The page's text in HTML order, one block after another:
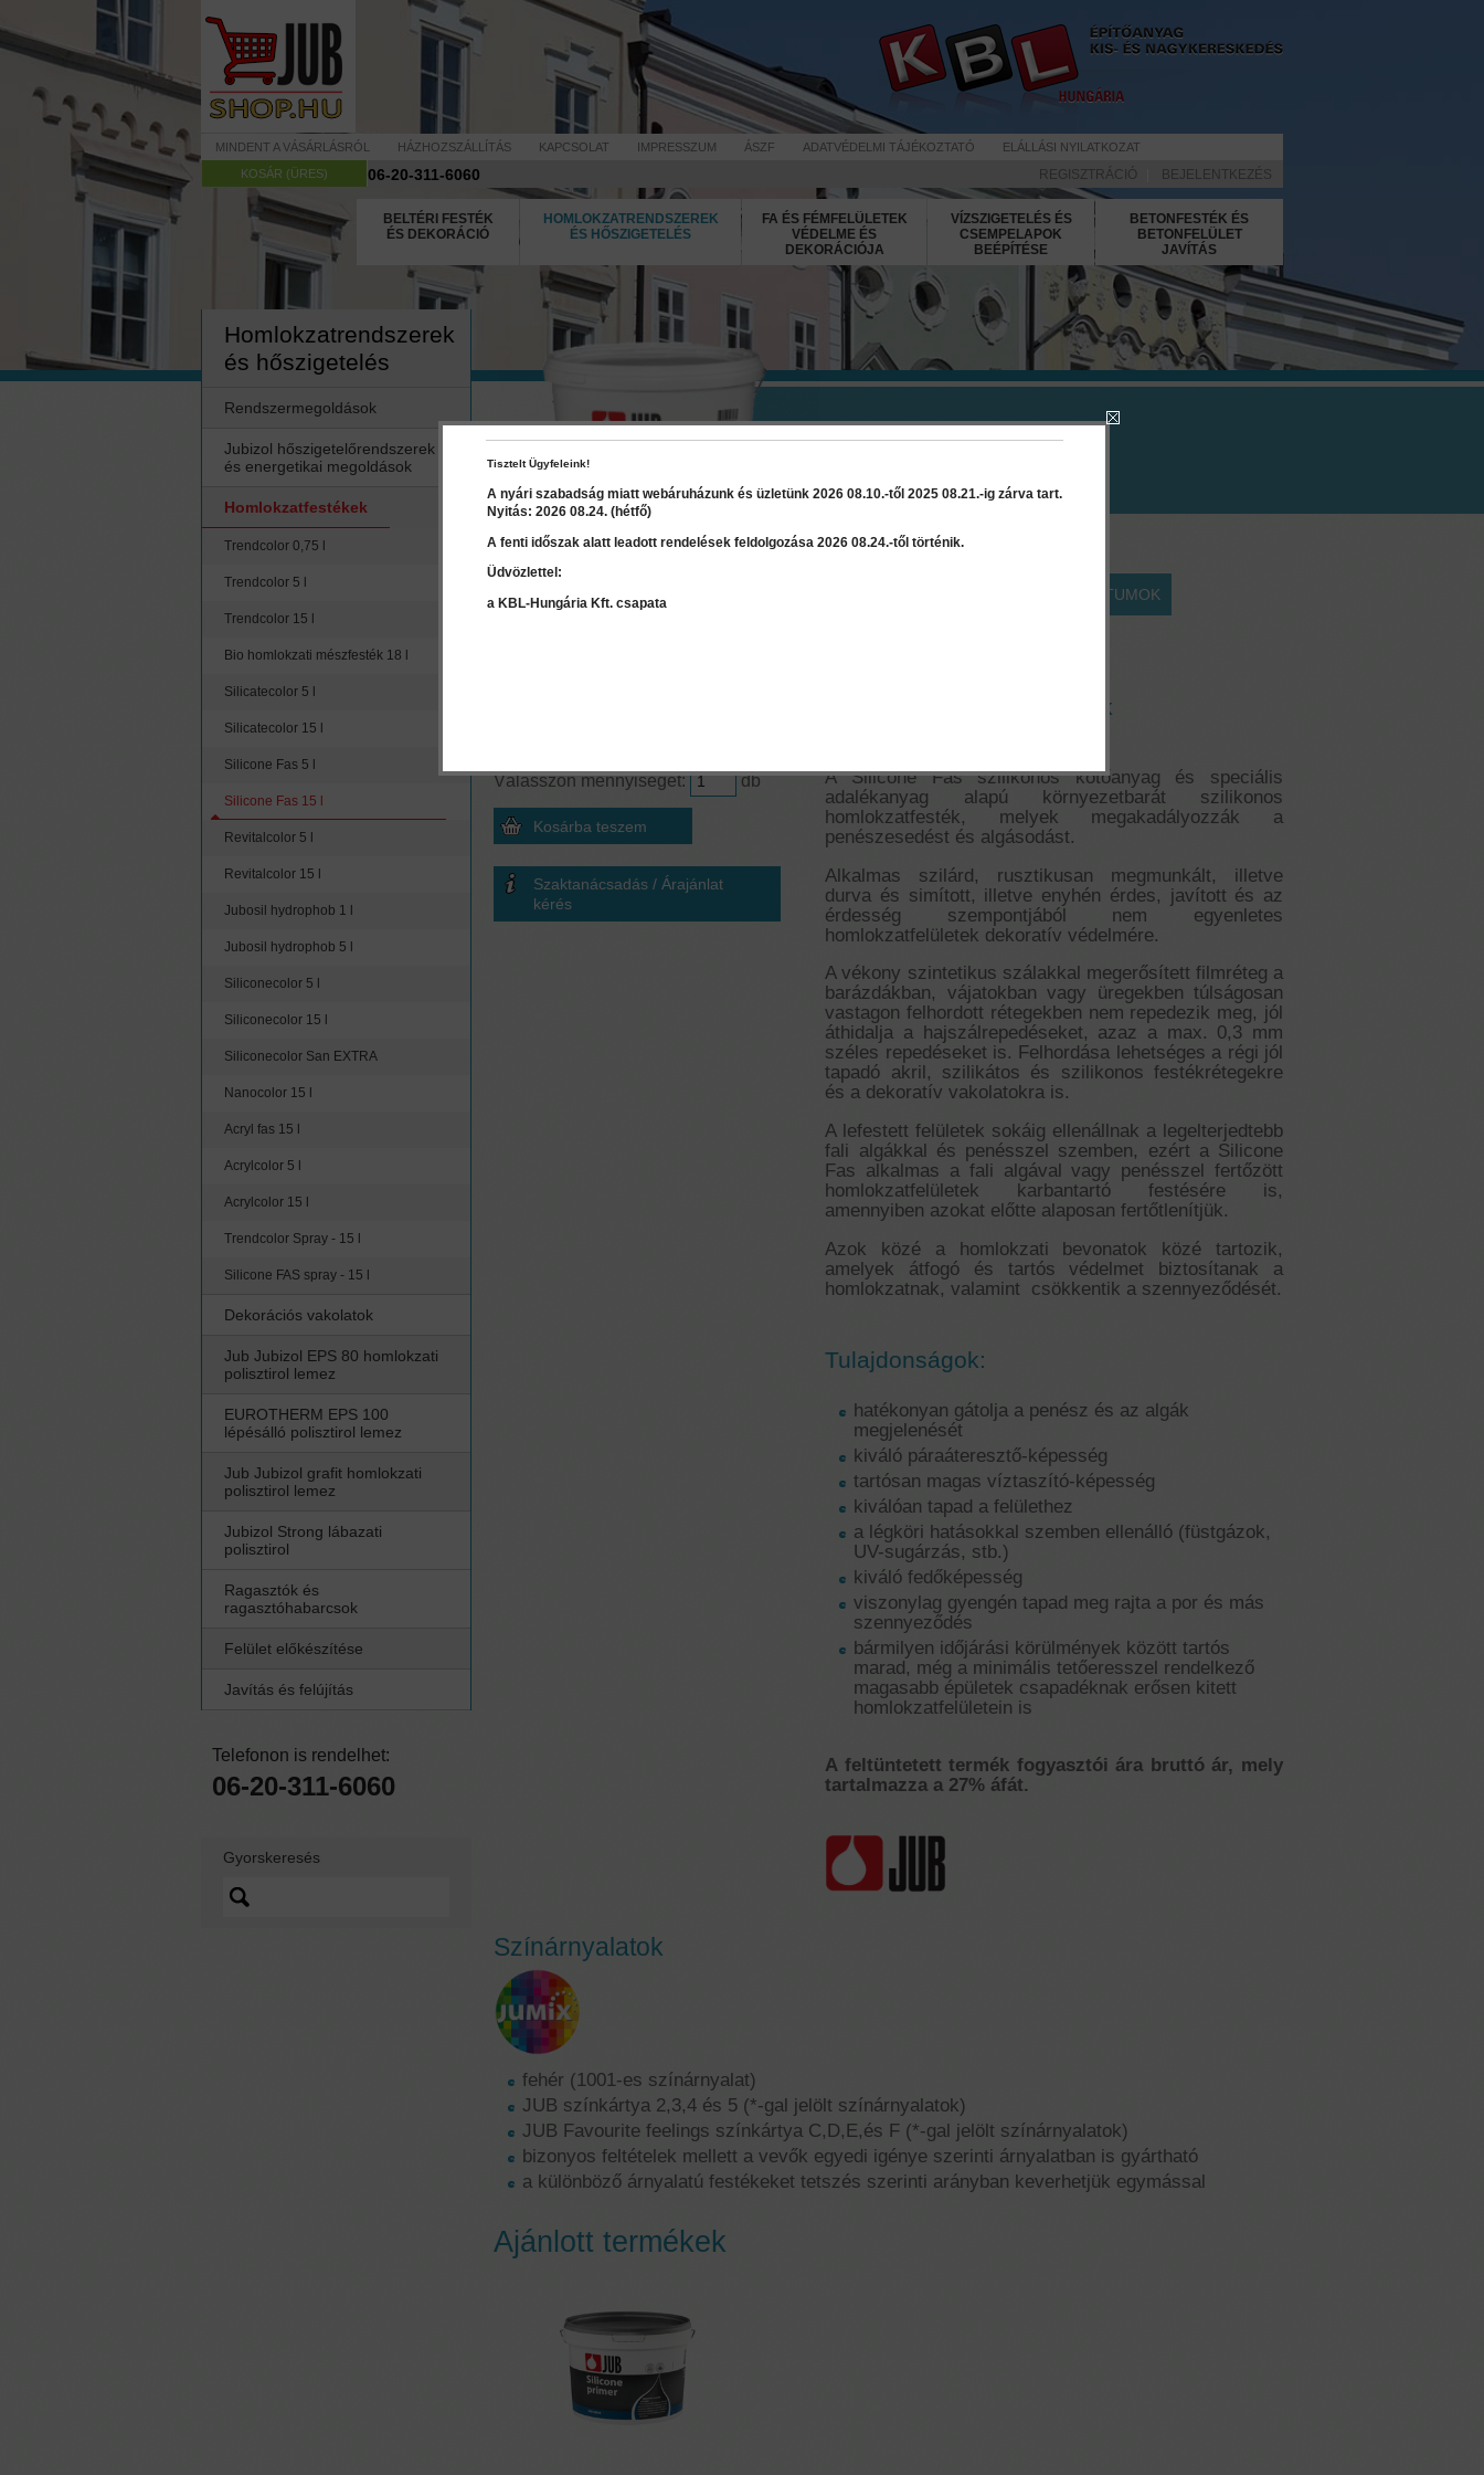
MINDENT A VÁSÁRLÁSRÓL HÁZHOZSZÁLLÍTÁS KAPCSOLAT IMPRESSZUM ÁSZF ADATVÉDELMI TÁJÉKOZTATÓ
ELÁLLÁSI NYILATKOZAT
KOSÁR (ÜRES)
06-20-311-6060 REGISZTRÁCIÓ BEJELENTKEZÉS
BELTÉRI FESTÉK
ÉS DEKORÁCIÓ
HOMLOKZATRENDSZEREK
ÉS HŐSZIGETELÉS
FA ÉS FÉMFELÜLETEK
VÉDELME ÉS
DEKORÁCIÓJA
VÍZSZIGETELÉS ÉS
CSEMPELAPOK
BEÉPÍTÉSE
BETONFESTÉK ÉS
BETONFELÜLET
JAVÍTÁS
Homlokzatrendszerek
és hőszigetelés
Rendszermegoldások
Jubizol hőszigetelőrendszerek
és energetikai megoldások
Homlokzatfestékek
Trendcolor 0,75 l
Trendcolor 5 l
Trendcolor 15 l
Bio homlokzati mészfesték 18 l
Silicatecolor 5 l
Silicatecolor 15 l
Silicone Fas 5 l
Silicone Fas 15 l
Revitalcolor 5 l
Revitalcolor 15 l
Jubosil hydrophob 1 l
Jubosil hydrophob 5 l
Siliconecolor 5 l
Siliconecolor 15 l
Siliconecolor San EXTRA
Nanocolor 15 l
Acryl fas 15 l
Acrylcolor 5 l
Acrylcolor 15 l
Trendcolor Spray - 15 l
Silicone FAS spray - 15 l
Dekorációs vakolatok
Jub Jubizol EPS 80 homlokzati
polisztirol lemez
EUROTHERM EPS 100
lépésálló polisztirol lemez
Jub Jubizol grafit homlokzati
polisztirol lemez
Jubizol Strong lábazati
polisztirol
Ragasztók és
ragasztóhabarcsok
Felület előkészítése
Javítás és felújítás
Telefonon is rendelhet:
06-20-311-6060
Gyorskeresés
Silicone Fas 15 l
DOKUMENTUMOK
Szilikonos homlokzatfesték
A Silicone Fas szilikonos kötőanyag és speciális
adalékanyag alapú környezetbarát szilikonos
homlokzatfesték, melyek megakadályozzák a
penészesedést és algásodást.
Alkalmas szilárd, rusztikusan megmunkált, illetve
durva és simított, illetve enyhén érdes, javított és az
érdesség szempontjából nem egyenletes
homlokzatfelületek dekoratív védelmére.
A vékony szintetikus szálakkal megerősített filmréteg a
barázdákban, vájatokban vagy üregekben túlságosan
vastagon felhordott rétegekben nem repedezik meg, jól
áthidalja a hajszálrepedéseket, azaz a max. 0,3 mm
széles repedéseket is. Felhordása lehetséges a régi jól
tapadó akril, szilikátos és szilikonos festékrétegekre
és a dekoratív vakolatokra is.
A lefestett felületek sokáig ellenállnak a legelterjedtebb
fali algákkal és penésszel szemben, ezért a Silicone
Fas alkalmas a fali algával vagy penésszel fertőzött
homlokzatfelületek karbantartó festésére is,
amennyiben azokat előtte alaposan fertőtlenítjük.
Azok közé a homlokzati bevonatok közé tartozik,
amelyek átfogó és tartós védelmet biztosítanak a
homlokzatnak, valamint csökkentik a szennyeződését.
Tulajdonságok:
hatékonyan gátolja a penész és az algák
megjelenését
kiváló páraáteresztő-képesség
tartósan magas víztaszító-képesség
kiválóan tapad a felülethez
a légköri hatásokkal szemben ellenálló (füstgázok,
UV-sugárzás, stb.)
kiváló fedőképesség
viszonylag gyengén tapad meg rajta a por és más
szennyeződés
bármilyen időjárási körülmények között tartós
marad, még a minimális tetőeresszel rendelkező
magasabb épületek csapadéknak erősen kitett
homlokzatfelületein is
A feltüntetett termék fogyasztói ára bruttó ár, mely
tartalmazza a 27% áfát.
Válasszon mennyiséget: db
Szaktanácsadás / Árajánlat
kérés
Színárnyalatok
fehér (1001-es színárnyalat)
JUB színkártya 2,3,4 és 5 (*-gal jelölt színárnyalatok)
JUB Favourite feelings színkártya C,D,E,és F (*-gal jelölt színárnyalatok)
bizonyos feltételek mellett a vevők egyedi igénye szerinti árnyalatban is gyártható
a különböző árnyalatú festékeket tetszés szerinti arányban keverhetjük egymással
Ajánlott termékek
Tisztelt Ügyfeleink!
A nyári szabadság miatt webáruházunk és üzletünk 2026 08.10.-től 2025 08.21.-ig zárva tart.
Nyitás: 2026 08.24. (hétfő)
A fenti időszak alatt leadott rendelések feldolgozása 2026 08.24.-től történik.
Üdvözlettel:
a KBL-Hungária Kft. csapata